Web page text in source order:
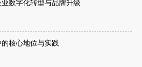
数字化转型与品牌升级
核心地位与实践